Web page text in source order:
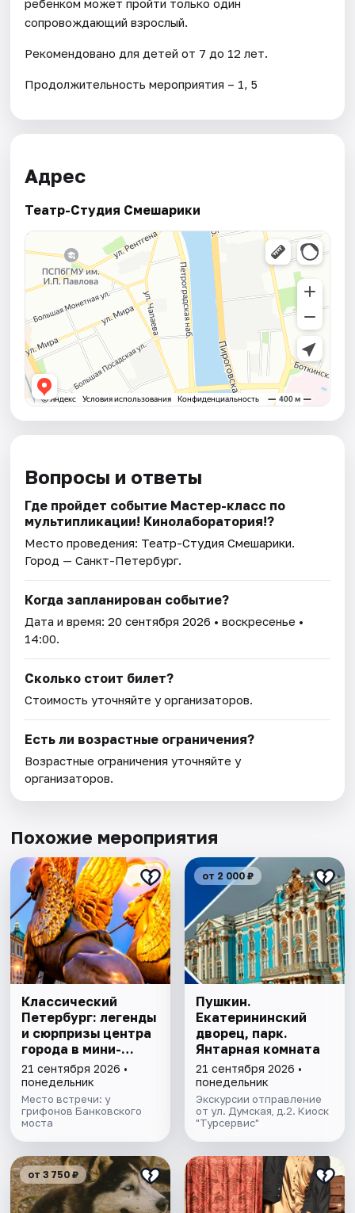
ребенком может пройти только один
сопровождающий взрослый.
Рекомендовано для детей от 7 до 12 лет.
Продолжительность мероприятия – 1, 5
Адрес
Театр-Студия Смешарики
Вопросы и ответы
Где пройдет событие Мастер-класс по
мультипликации! Кинолаборатория!?
Место проведения: Театр-Студия Смешарики.
Город — Санкт-Петербург.
Когда запланирован событие?
Дата и время:20 сентября 2026 • воскресенье •
14:00.
Сколько стоит билет?
Стоимость уточняйте у организаторов.
Есть ли возрастные ограничения?
Возрастные ограничения уточняйте у
организаторов.
Похожие мероприятия
Классический
Петербург: легенды
и сюрпризы центра
города в мини-
группе
21 сентября 2026 •
понедельник
Место встречи: у
грифонов Банковского
моста
от 2 000 ₽
Пушкин.
Екатерининский
дворец, парк.
Янтарная комната
21 сентября 2026 •
понедельник
Экскурсии отправление
от ул. Думская, д.2. Киоск
"Турсервис"
от 3 750 ₽